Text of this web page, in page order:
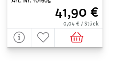
41,90 €
0,04 € / Stück